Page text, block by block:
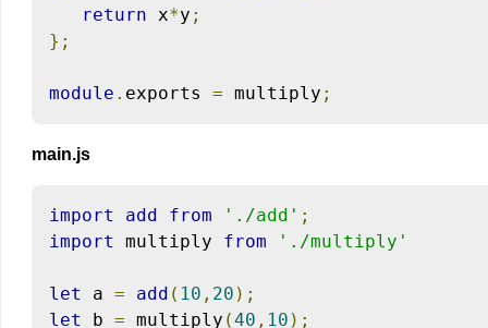
return x*y ;
};
module . exports = multiply ;
main.js
import add from './add' ;
import
multiply from './multiply'
let a = add ( 10 , 20 );
let
b = multiply (40 , 10 );